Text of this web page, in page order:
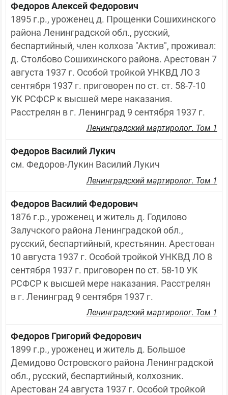
Федоров Алексей Федорович
1895 г.р., уроженец д. Прощенки Сошихинского
района Ленинградской обл., русский,
беспартийный, член колхоза "Актив", проживал:
д. Столбово Сошихинского района. Арестован 7
августа 1937 г. Особой тройкой УНКВД ЛО 3
сентября 1937 г. приговорен по ст. ст. 58-7-10
УК РСФСР к высшей мере наказания.
Расстрелян в г. Ленинград 9 сентября 1937 г.
Ленинградский мартиролог. Том 1
Федоров Василий Лукич
см. Федоров-Лукин Василий Лукич
Ленинградский мартиролог. Том 1
Федоров Василий Федорович
1876 г.р., уроженец и житель д. Годилово
Залучского района Ленинградской обл.,
русский, беспартийный, крестьянин. Арестован
10 августа 1937 г. Особой тройкой УНКВД ЛО 8
сентября 1937 г. приговорен по ст. 58-10 УК
РСФСР к высшей мере наказания. Расстрелян
в г. Ленинград 9 сентября 1937 г.
Ленинградский мартиролог. Том 1
Федоров Григорий Федорович
1899 г.р., уроженец и житель д. Большое
Демидово Островского района Ленинградской
обл., русский, беспартийный, колхозник.
Арестован 24 августа 1937 г. Особой тройкой